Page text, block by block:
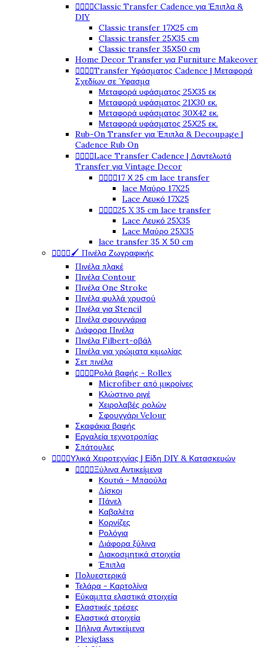
Classic Transfer Cadence για Έπιπλα &
DIY
Classic transfer 17Χ25 cm
Classic transfer 25Χ35 cm
Classic transfer 35Χ50 cm
Home Decor Transfer για Furniture Makeover
Transfer Υφάσματος Cadence | Μεταφορά
Σχεδίων σε Ύφασμα
Μεταφορά υφάσματος 25Χ35 εκ
Μεταφορά υφάσματος 21Χ30 εκ.
Μεταφορά υφάσματος 30Χ42 εκ.
Μεταφορά υφάσματος 25Χ25 εκ.
Rub-On Transfer για Έπιπλα & Decoupage |
Cadence Rub On
Lace Transfer Cadence | Δαντελωτά
Transfer για Vintage Decor
17 Χ 25 cm lace transfer
lace Μαύρο 17X25
Lace Λευκό 17X25
25 X 35 cm lace transfer
Lace Λευκό 25X35
Lace Μαύρο 25X35
lace transfer 35 Χ 50 cm
🖌️ Πινέλα Ζωγραφικής
Πινέλα πλακέ
Πινέλα Contour
Πινέλα One Stroke
Πινέλα φυλλά χρυσού
Πινέλα για Stencil
Πινέλα σφουγγάρια
Διάφορα Πινέλα
Πινέλα Filbert-οβάλ
Πινέλα για χρώματα κιμωλίας
Σετ πινέλα
Ρολά βαφής - Rollex
Microfiber από μικροίνες
Κλώστινο ριγέ
Χειρολαβές ρολών
Σφουγγάρι Velour
Σκαφάκια βαφής
Εργαλεία τεχνοτροπίας
Σπάτουλες
Υλικά Χειροτεχνίας | Είδη DIY & Κατασκευών
Ξύλινα Αντικείμενα
Κουτιά - Μπαούλα
Δίσκοι
Πάνελ
Καβαλέτα
Κορνίζες
Ρολόγια
Διάφορα ξύλινα
Διακοσμητικά στοιχεία
Έπιπλα
Πολυεστερικά
Τελάρα - Καρτολίνα
Εύκαμπτα ελαστικά στοιχεία
Ελαστικές τρέσες
Ελαστικά στοιχεία
Πήλινα Αντικείμενα
Plexiglass